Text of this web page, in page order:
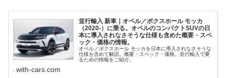
並行輸入 新車｜オペル／ボクスホール モッカ
（2020-）に乗る。オペルのコンパクトSUVの日
本に導入されなさそうな仕様も含めた概要・スペ
ック・価格の情報。
オペル／ボクスホール モッカを日本に導入されなさそうな
仕様を含めて解説。概要・スペック・価格、並行輸入で乗
るための情報をご紹介。
with-cars.com